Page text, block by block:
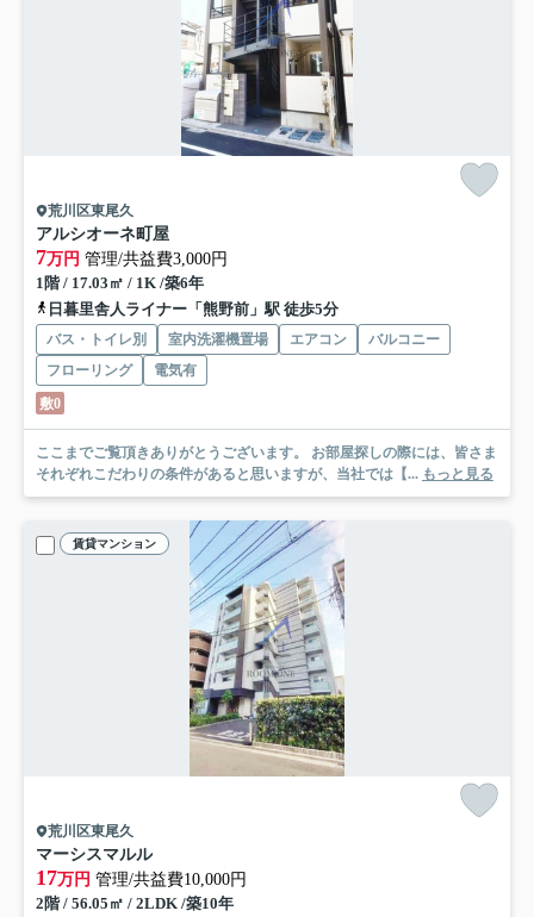
荒川区東尾久
アルシオーネ町屋
7万円 管理/共益費3,000円
1階 / 17.03㎡ / 1K /築6年
日暮里舎人ライナー「熊野前」駅 徒歩5分
バス・トイレ別 室内洗濯機置場 エアコン
バルコニー
フローリング
電気有
敷0
ここまでご覧頂きありがとうございます。 お部屋探しの際には、皆さま
それぞれこだわりの条件があると思いますが、当社では【... もっと見る
賃貸マンション
荒川区東尾久
マーシスマルル
17万円 管理/共益費10,000円
2階 / 56.05㎡ / 2LDK /築10年